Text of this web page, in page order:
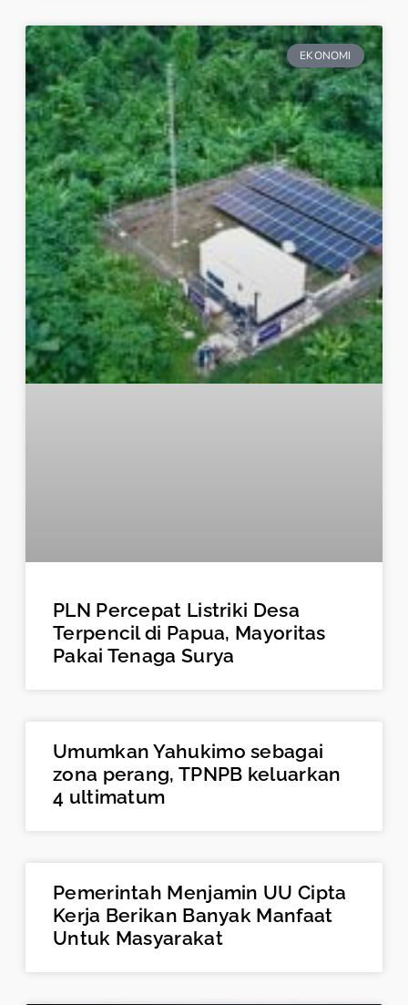
EKONOMI
PLN Percepat Listriki Desa
Terpencil di Papua, Mayoritas
Pakai Tenaga Surya
Umumkan Yahukimo sebagai
zona perang, TPNPB keluarkan
4 ultimatum
Pemerintah Menjamin UU Cipta
Kerja Berikan Banyak Manfaat
Untuk Masyarakat